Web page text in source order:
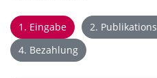
1. Eingabe 2.
4. Bezahlung